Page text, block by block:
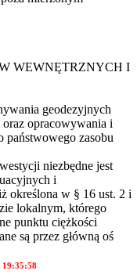
WEWNĘTRZNYCH I
geodezyjnych
opracowywania i
zasobu
niezbędne jest
i
określona w § 16 ust. 2 i
lokalnym, którego
punktu ciężkości
są przez główną oś
19:35:58